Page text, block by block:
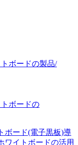
ボードの製品/
ボードの
ボード(電子黒板)導
ワイトボードの活用